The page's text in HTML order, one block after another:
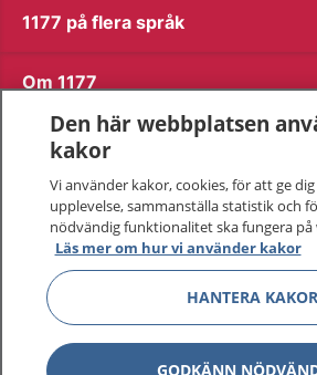
1177 på flera språk
Om 1177
Kontakt
Behandling av personuppgifter
Hantering av kakor
Inställningar för kakor
Den här webbplatsen
kakor
Vi använder kakor, cookies, för att ge
upplevelse, sammanställa statistik och
nödvändig funktionalitet ska fungera på
Läs mer om hur vi använder kakor
HANTERA KAKOR
GODKÄNN